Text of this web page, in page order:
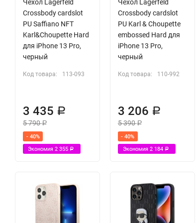
Чехол Lagerfeld
Crossbody cardslot
PU Saffiano NFT
Karl&Choupette Hard
для iPhone 13 Pro,
черный
Код товара: 113-093
3 435 Р
5 790Р
- 40%
Экономия 2 355 Р
Чехол Lagerfeld
Crossbody cardslot
PU Karl & Choupette
embossed Hard для
iPhone 13 Pro,
черный
Код товара: 110-992
3 206 Р
5 390Р
- 40%
Экономия 2 184 Р